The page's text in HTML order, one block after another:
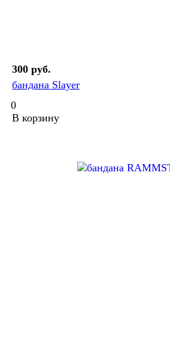
300 руб.
бандана Slayer
0
В корзину